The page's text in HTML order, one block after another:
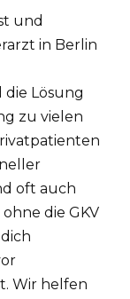
und
in Berlin
Lösung
zu vielen
oft auch
die GKV
Wir helfen